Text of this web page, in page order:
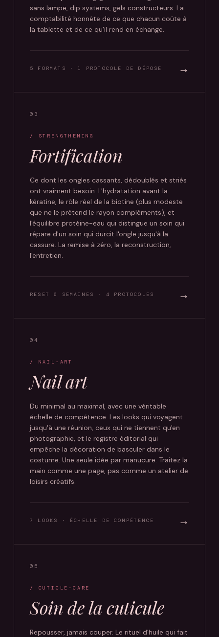
sans lampe, dip systems, gels constructeurs. La
comptabilité honnête de ce que chacun coûte à
la tablette et de ce qu'il rend en échange.
5 FORMATS · 1 PROTOCOLE DE DÉPOSE →
03
/ STRENGTHENING
Fortification
Ce dont les ongles cassants, dédoublés et striés
ont vraiment besoin. L'hydratation avant la
kératine, le rôle réel de la biotine (plus modeste
que ne le prétend le rayon compléments), et
l'équilibre protéine-eau qui distingue un soin qui
répare d'un soin qui durcit l'ongle jusqu'à la
cassure. La remise à zéro, la reconstruction,
l'entretien.
RESET 6 SEMAINES · 4 PROTOCOLES →
04
/ NAIL-ART
Nail art
Du minimal au maximal, avec une véritable
échelle de compétence. Les looks qui voyagent
jusqu'à une réunion, ceux qui ne tiennent qu'en
photographie, et le registre éditorial qui
empêche la décoration de basculer dans le
costume. Une seule idée par manucure. Traitez la
main comme une page, pas comme un atelier de
loisirs créatifs.
7 LOOKS · ÉCHELLE DE COMPÉTENCE →
05
/ CUTICLE-CARE
Soin de la cuticule
Repousser, jamais couper. Le rituel d'huile qui fait